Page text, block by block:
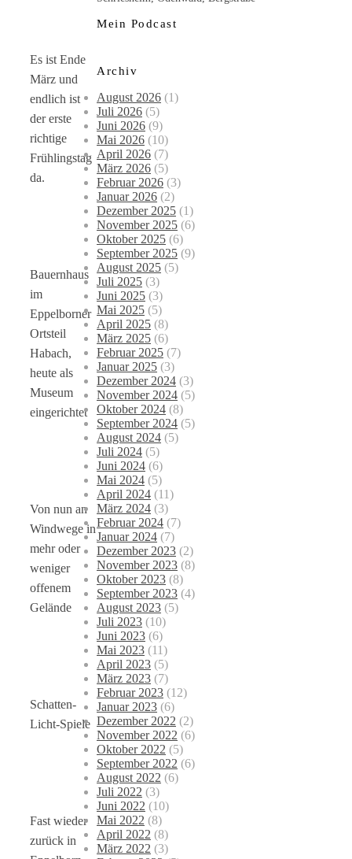
Es ist Ende
März und
endlich ist
der erste
richtige
Frühlingstag
da.
Bauernhaus
im
Eppelborner
Ortsteil
Habach,
heute als
Museum
eingerichtet
Von nun an
Windwege in
mehr oder
weniger
offenem
Gelände
Schatten-
Licht-Spiele
Fast wieder
zurück in
Mein Podcast
Archiv
August 2026 (1)
Juli 2026 (5)
Juni 2026 (9)
Mai 2026 (10)
April 2026 (7)
März 2026 (5)
Februar 2026 (3)
Januar 2026 (2)
Dezember 2025 (1)
November 2025 (6)
Oktober 2025 (6)
September 2025 (9)
August 2025 (5)
Juli 2025 (3)
Juni 2025 (3)
Mai 2025 (5)
April 2025 (8)
März 2025 (6)
Februar 2025 (7)
Januar 2025 (3)
Dezember 2024 (3)
November 2024 (5)
Oktober 2024 (8)
September 2024 (5)
August 2024 (5)
Juli 2024 (5)
Juni 2024 (6)
Mai 2024 (5)
April 2024 (11)
März 2024 (3)
Februar 2024 (7)
Januar 2024 (7)
Dezember 2023 (2)
November 2023 (8)
Oktober 2023 (8)
September 2023 (4)
August 2023 (5)
Juli 2023 (10)
Juni 2023 (6)
Mai 2023 (11)
April 2023 (5)
März 2023 (7)
Februar 2023 (12)
Januar 2023 (6)
Dezember 2022 (2)
November 2022 (6)
Oktober 2022 (5)
September 2022 (6)
August 2022 (6)
Juli 2022 (3)
Juni 2022 (10)
Mai 2022 (8)
April 2022 (8)
März 2022 (3)